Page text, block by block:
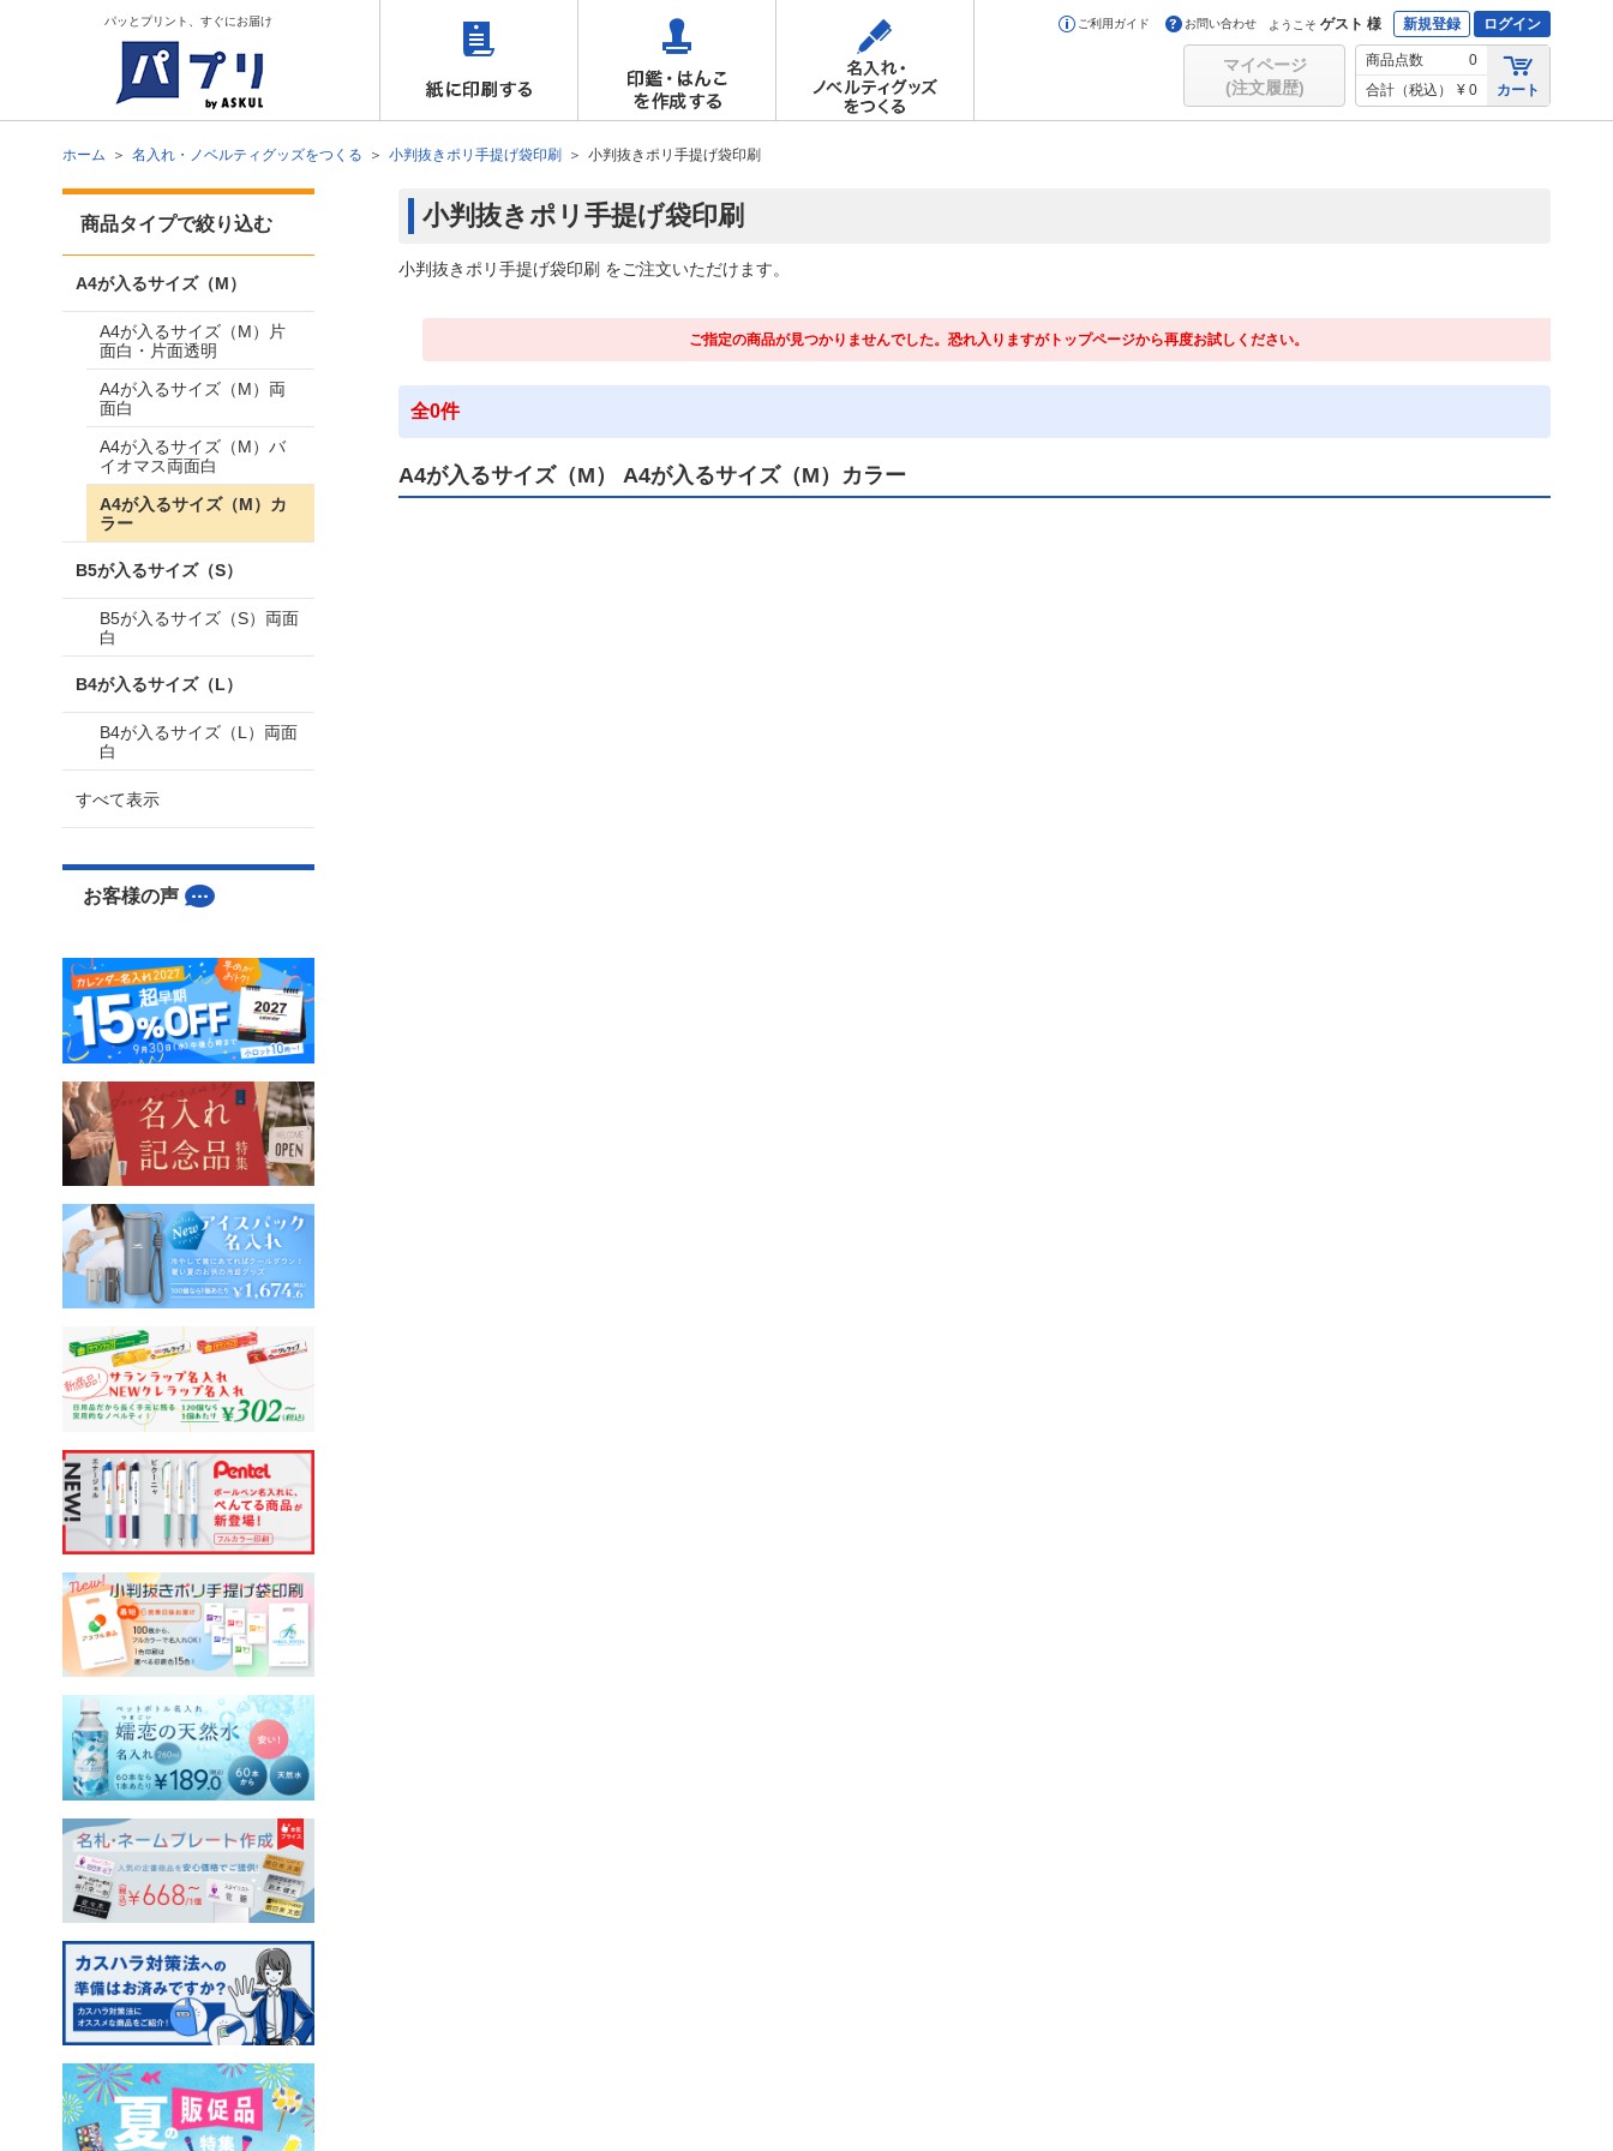
パッとプリント、すぐにお届け ご利用ガイド お問い合わせ ようこそ ゲスト 様 新規登録 ログイン
マイページ
(注文履歴)
商品点数
0
合計（税込）
¥ 0 カート
ホーム 名入れ・ノベルティグッズをつくる 小判抜きポリ手提げ袋印刷 小判抜きポリ手提げ袋印刷
小判抜きポリ手提げ袋印刷
小判抜きポリ手提げ袋印刷 をご注文いただけます。
ご指定の商品が見つかりませんでした。恐れ入りますがトップページから再度お試しください。
全0件
A4が入るサイズ（M） A4が入るサイズ（M）カラー
商品タイプで絞り込む
A4が入るサイズ（M）
A4が入るサイズ（M）片
面白・片面透明
A4が入るサイズ（M）両
面白
A4が入るサイズ（M）バ
イオマス両面白
A4が入るサイズ（M）カ
ラー
B5が入るサイズ（S）
B5が入るサイズ（S）両面
白
B4が入るサイズ（L）
B4が入るサイズ（L）両面
白
すべて表示
お客様の声